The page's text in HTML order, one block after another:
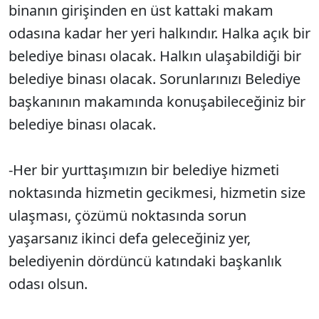
binanın girişinden en üst kattaki makam
odasına kadar her yeri halkındır. Halka açık bir
belediye binası olacak. Halkın ulaşabildiği bir
belediye binası olacak. Sorunlarınızı Belediye
başkanının makamında konuşabileceğiniz bir
belediye binası olacak.
-Her bir yurttaşımızın bir belediye hizmeti
noktasında hizmetin gecikmesi, hizmetin size
ulaşması, çözümü noktasında sorun
yaşarsanız ikinci defa geleceğiniz yer,
belediyenin dördüncü katındaki başkanlık
odası olsun.